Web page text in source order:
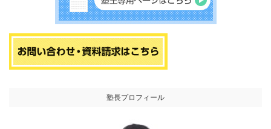
塾長プロフィール